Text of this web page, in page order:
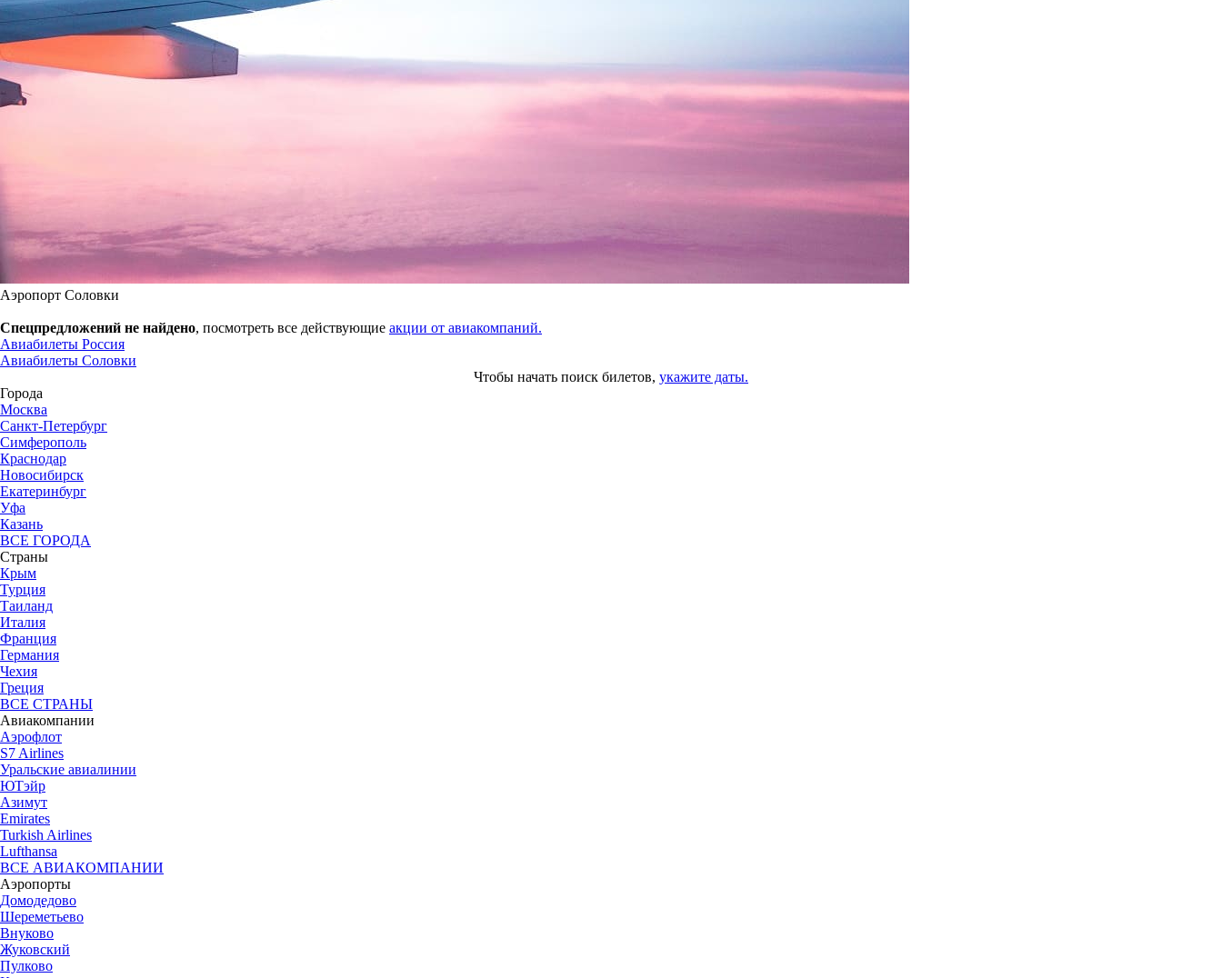
Аэропорт Соловки
Спецпредложений не найдено, посмотреть все действующие акции от авиакомпаний.
Авиабилеты Россия
Авиабилеты Соловки
Чтобы начать поиск билетов, укажите даты.
Города
Москва
Санкт-Петербург
Симферополь
Краснодар
Новосибирск
Екатеринбург
Уфа
Казань
ВСЕ ГОРОДА
Страны
Крым
Турция
Таиланд
Италия
Франция
Германия
Чехия
Греция
ВСЕ СТРАНЫ
Авиакомпании
Аэрофлот
S7 Airlines
Уральские авиалинии
ЮТэйр
Азимут
Emirates
Turkish Airlines
Lufthansa
ВСЕ АВИАКОМПАНИИ
Аэропорты
Домодедово
Шереметьево
Внуково
Жуковский
Пулково